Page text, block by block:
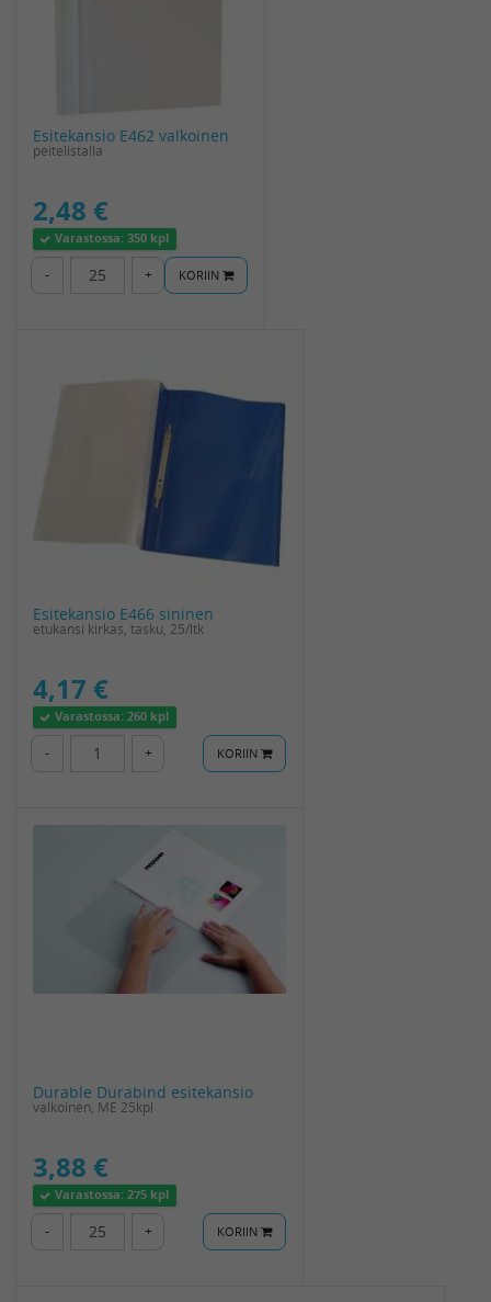
Esitekansio E462 valkoinen
peitelistalla
2,48 €
Varastossa:350 kpl
- + KORIIN
Esitekansio E466 sininen
etukansi kirkas, tasku, 25/ltk
4,17 €
Varastossa:260 kpl
- + KORIIN
Durable Durabind esitekansio
valkoinen, ME 25kpl
3,88 €
Varastossa:275 kpl
- + KORIIN